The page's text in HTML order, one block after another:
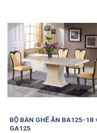
BỘ BÀN GHẾ ĂN BA125-18
GA125